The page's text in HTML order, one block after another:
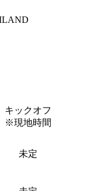
キックオフ
※現地時間
未定